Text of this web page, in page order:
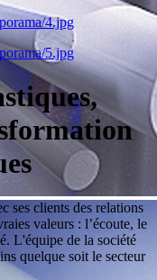
4.jpg
5.jpg
ses clients des relations
valeurs : l’écoute, le
L'équipe de la société
quelque soit le secteur